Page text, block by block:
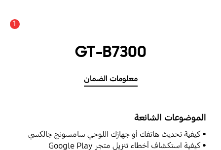
1
GT-B7300
معلومات الضمان
الموضوعات الشائعة
كيفية تحديث هاتفك أو جهازك اللوحي سامسونج جالكسي
كيفية استكشاف أخطاء تنزيل متجر Google Play